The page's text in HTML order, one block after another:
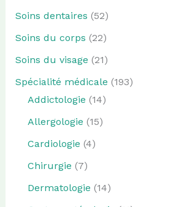
Soins dentaires (52)
Soins du corps (22)
Soins du visage (21)
Spécialité médicale (193)
Addictologie (14)
Allergologie (15)
Cardiologie (4)
Chirurgie (7)
Dermatologie (14)